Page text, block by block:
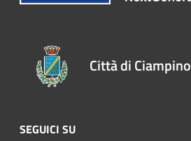
Città di Ciampino
SEGUICI SU